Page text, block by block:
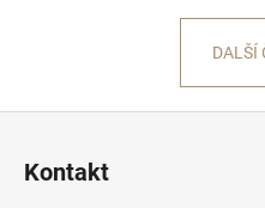
DALŠÍ
Kontakt